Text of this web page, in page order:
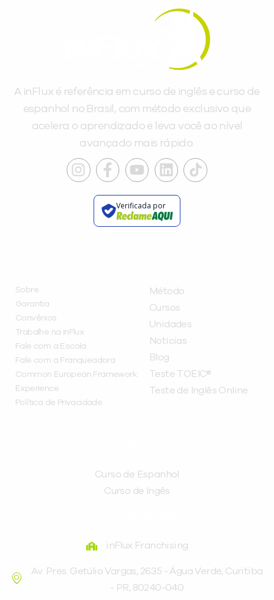
A inFlux é referência em curso de inglês e curso de
espanhol no Brasil, com método exclusivo que
acelera o aprendizado e leva você ao nível
avançado mais rápido.
Verificada por
Sobre
Garantia
Convênios
Trabalhe na inFlux
Fale com a Escola
Fale com a Franqueadora
Common European Framework
Experience
Política de Privacidade
Método
Cursos
Unidades
Notícias
Blog
Teste TOEIC®
Teste de Inglês Online
Curso de Espanhol
Curso de Ingês
inFlux Franchising
Av. Pres. Getúlio Vargas, 2635 - Água Verde, Curitiba
- PR, 80240-040